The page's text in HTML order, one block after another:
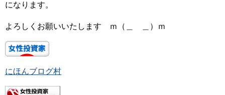
になります。
よろしくお願いいたします ｍ（＿ ＿）ｍ
にほんブログ村